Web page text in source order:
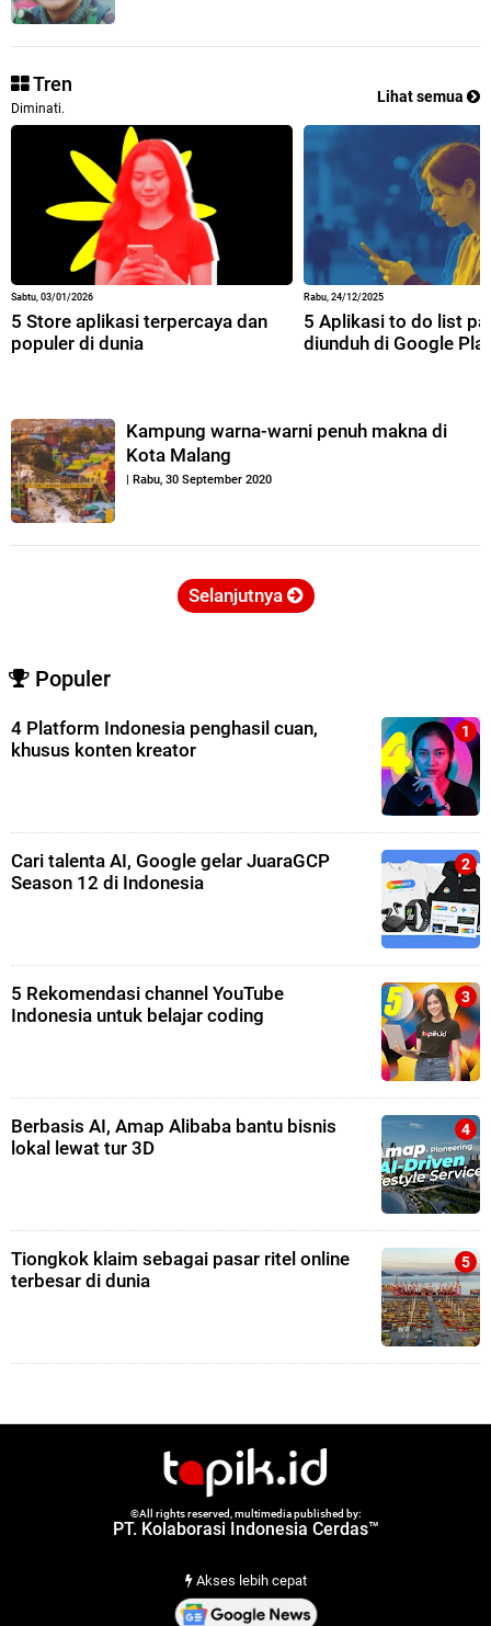
Tren
Diminati.
Lihat semua
Sabtu, 03/01/2026
5 Store aplikasi terpercaya dan
populer di dunia
Rabu, 24/12/2025
5 Aplikasi to do list
diunduh di Google
Kampung warna-warni penuh makna di
Kota Malang
| Rabu, 30 September 2020
Selanjutnya
Populer
4 Platform Indonesia penghasil cuan,
khusus konten kreator
Cari talenta AI, Google gelar JuaraGCP
Season 12 di Indonesia
5 Rekomendasi channel YouTube
Indonesia untuk belajar coding
Berbasis AI, Amap Alibaba bantu bisnis
lokal lewat tur 3D
Tiongkok klaim sebagai pasar ritel online
terbesar di dunia
©All rights reserved, multimedia published by:
PT. Kolaborasi Indonesia Cerdas™
Akses lebih cepat